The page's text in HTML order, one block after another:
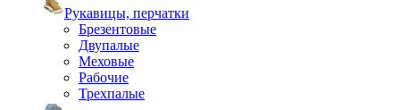
Рукавицы, перчатки
Брезентовые
Двупалые
Меховые
Рабочие
Трехпалые